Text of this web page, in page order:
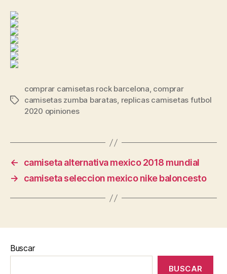
Etiquetas
comprar camisetas rock barcelona, comprar
camisetas zumba baratas, replicas camisetas futbol
2020 opiniones
←
camiseta alternativa mexico 2018 mundial
→
camiseta seleccion mexico nike baloncesto
Buscar
BUSCAR